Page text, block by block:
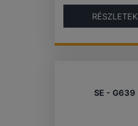
RÉSZLETEK
SE - G639